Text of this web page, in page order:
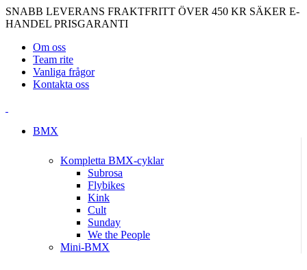
SNABB LEVERANS FRAKTFRITT ÖVER 450 KR SÄKER E-
HANDEL PRISGARANTI
Om oss
Team rite
Vanliga frågor
Kontakta oss
BMX
Kompletta BMX-cyklar
Subrosa
Flybikes
Kink
Cult
Sunday
We the People
Mini-BMX